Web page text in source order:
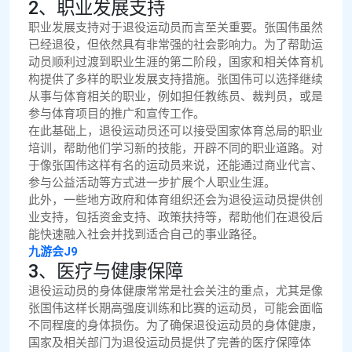
2、职业发展支持
职业发展支持对于退役运动员而言至关重要。张国伟虽然
已经退役，但依然具有非常强的社会影响力。为了帮助运
动员顺利过渡到职业生涯的第二阶段，国家和相关体育机
构提供了多样的职业发展支持措施。张国伟可以选择继续
从事与体育相关的职业，例如担任教练员、裁判员，或是
参与体育项目的推广和宣传工作。
在此基础上，退役运动员还可以接受国家体育总局的职业
培训，帮助他们学习新的技能，开辟不同的职业道路。对
于像张国伟这样有名的运动员来说，还能通过商业代言、
参与公益活动等方式进一步扩展个人职业生涯。
此外，一些地方政府和体育组织还会为退役运动员提供创
业支持，包括资金支持、政策扶持等，帮助他们在退役后
能快速融入社会并找到适合自己的事业路径。
九游会J9
3、医疗与健康保障
退役运动员的身体健康常常是社会关注的重点，尤其是像
张国伟这样长期高强度训练和比赛的运动员，可能会面临
不同程度的身体损伤。为了确保退役运动员的身体健康，
国家及相关部门为退役运动员提供了完善的医疗保障体